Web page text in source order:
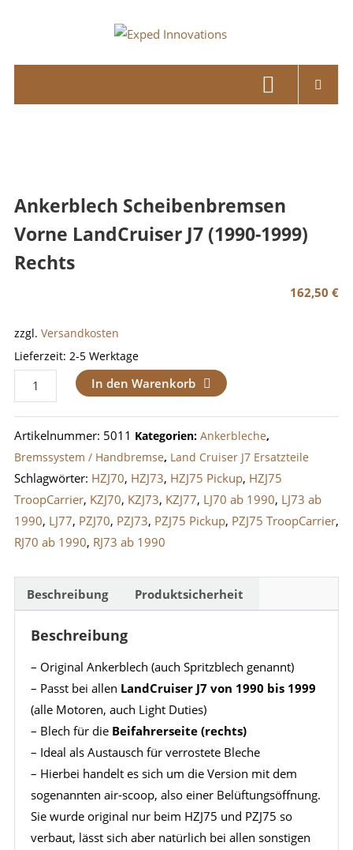
Exped
Ankerblech Scheibenbremsen
Vorne LandCruiser J7 (1990-1999)
Rechts
162,50€
zzgl. Versandkosten
Lieferzeit: 2-5 Werktage
Ankerblech
Scheibenbremsen
vorne
LandCruiser
J7
(1990-
1999)
rechts
Menge
In den Warenkorb
Artikelnummer: 5011 Kategorien: Ankerbleche,
Bremssystem / Handbremse, Land Cruiser J7 Ersatzteile
Schlagwörter: HZJ70, HZJ73, HZJ75 Pickup, HZJ75
TroopCarrier, KZJ70, KZJ73, KZJ77, LJ70 ab 1990, LJ73 ab
1990, LJ77, PZJ70, PZJ73, PZJ75 Pickup, PZJ75 TroopCarrier,
RJ70 ab 1990, RJ73 ab 1990
Beschreibung Produktsicherheit
Beschreibung
– Original Ankerblech (auch Spritzblech genannt)
– Passt bei allen LandCruiser J7 von 1990 bis 1999
(alle Motoren, auch Light Duties)
– Blech für die Beifahrerseite (rechts)
– Ideal als Austausch für verrostete Bleche
– Hierbei handelt es sich um die Version mit dem
sogenannten air-scoop, also einer Belüftungsöffnung.
Sie wurde original nur beim HZJ75 und PZJ75 so
verbaut, lässt sich aber natürlich bei allen sonstigen